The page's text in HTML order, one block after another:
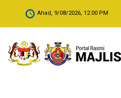
. Ahad, 9/08/2026, 12:00 PM